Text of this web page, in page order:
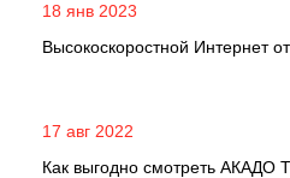
18 янв 2023
Высокоскоростной Интернет
17 авг 2022
Как выгодно смотреть АКАДО